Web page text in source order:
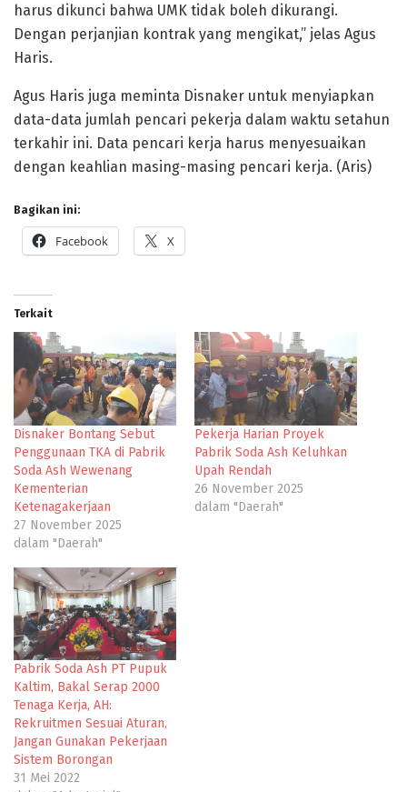
harus dikunci bahwa UMK tidak boleh dikurangi.
Dengan perjanjian kontrak yang mengikat,” jelas Agus
Haris.
Agus Haris juga meminta Disnaker untuk menyiapkan
data-data jumlah pencari pekerja dalam waktu setahun
terkahir ini. Data pencari kerja harus menyesuaikan
dengan keahlian masing-masing pencari kerja. (Aris)
Bagikan ini:
Facebook X
Terkait
Disnaker Bontang Sebut
Penggunaan TKA di Pabrik
Soda Ash Wewenang
Kementerian
Ketenagakerjaan
27 November 2025
dalam "Daerah"
Pekerja Harian Proyek
Pabrik Soda Ash Keluhkan
Upah Rendah
26 November 2025
dalam "Daerah"
Pabrik Soda Ash PT Pupuk
Kaltim, Bakal Serap 2000
Tenaga Kerja, AH:
Rekruitmen Sesuai Aturan,
Jangan Gunakan Pekerjaan
Sistem Borongan
31 Mei 2022